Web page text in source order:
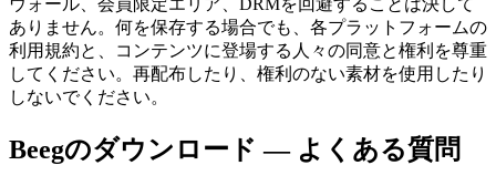
ウォール、会員限定エリア、DRMを回避することは決して
ありません。何を保存する場合でも、各プラットフォームの
利用規約と、コンテンツに登場する人々の同意と権利を尊重
してください。再配布したり、権利のない素材を使用したり
しないでください。
Beegのダウンロード — よくある質問